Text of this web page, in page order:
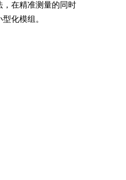
，在精准测量的同时
化模组。